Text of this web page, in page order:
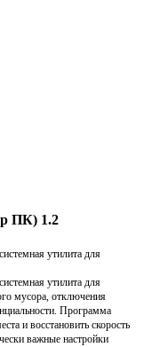
ПК) 1.2
утилита для
утилита для
мусора, отключения
Программа
и восстановить скорость
важные настройки